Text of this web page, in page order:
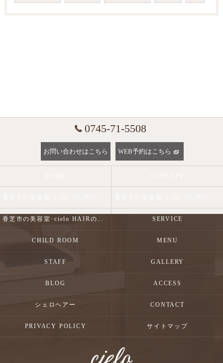
0745-71-5508
お問い合わせはこちら WEB予約はこちら
香芝市の美容室･cielo HAIRのお客様の声 SERVICE
CHILD ROOM MENU
STAFF GALLERY
BLOG ACCESS
シェロヘアー CONTACT
PRIVACY POLICY サイトマップ